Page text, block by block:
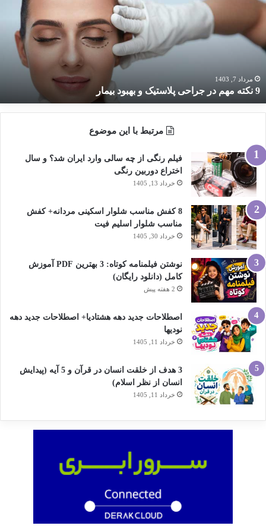
مهم
جراحی
پلاستیک
و
بیمارمرداد 7, 1403
9 نکته مهم در جراحی پلاستیک و بهبود بیمار
مرتبط با این موضوع
فیلم رنگی از چه سالی وارد ایران شد؟ و سال
اختراع دوربین رنگی
خرداد 13, 1405
8 کفش مناسب شلوار اسکینی مردانه+ کفش
مناسب شلوار اسلیم فیت
خرداد 30, 1405
نوشتن فیلمنامه کوتاه: 3 بهترین PDF آموزش
کامل (دانلود رایگان)
2 هفته پیش
اصطلاحات جدید دهه هشتادیا+ اصطلاحات جدید دهه
نودیها
خرداد 11, 1405
3 هدف از خلقت انسان در قرآن و 5 آیه (پیدایش
انسان از نظر اسلام)
خرداد 11, 1405